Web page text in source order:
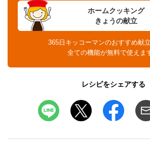
ホームクッキング
きょうの献立
365日キッコーマンのおすすめ献
全ての機能が無料で使えま
レシピをシェアする